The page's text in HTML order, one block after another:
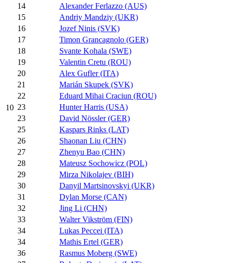
10
14
Alexander Ferlazzo (AUS)
15
Andriy Mandziy (UKR)
16
Jozef Ninis (SVK)
17
Timon Grancagnolo (GER)
18
Svante Kohala (SWE)
19
Valentin Cretu (ROU)
20
Alex Gufler (ITA)
21
Marián Skupek (SVK)
22
Eduard Mihai Craciun (ROU)
23
Hunter Harris (USA)
23
David Nössler (GER)
25
Kaspars Rinks (LAT)
26
Shaonan Liu (CHN)
27
Zhenyu Bao (CHN)
28
Mateusz Sochowicz (POL)
29
Mirza Nikolajev (BIH)
30
Danyil Martsinovskyi (UKR)
31
Dylan Morse (CAN)
32
Jing Li (CHN)
33
Walter Vikström (FIN)
34
Lukas Peccei (ITA)
34
Mathis Ertel (GER)
36
Rasmus Moberg (SWE)